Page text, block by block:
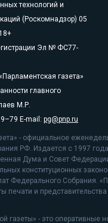
технологий и
(Роскомнадзор) 05
Эл № ФС77-
газета»
главного
М.Р.
E-mail: pg@pnp.ru
- официальное
РФ. Издается с 1997
Дума и Совет
конституционных
Федерального Собрания.
печати и
газеты» - это оперативные